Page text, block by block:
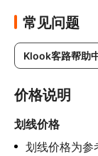
常见问题
Klook客路帮助
价格说明
划线价格
划线价格为参